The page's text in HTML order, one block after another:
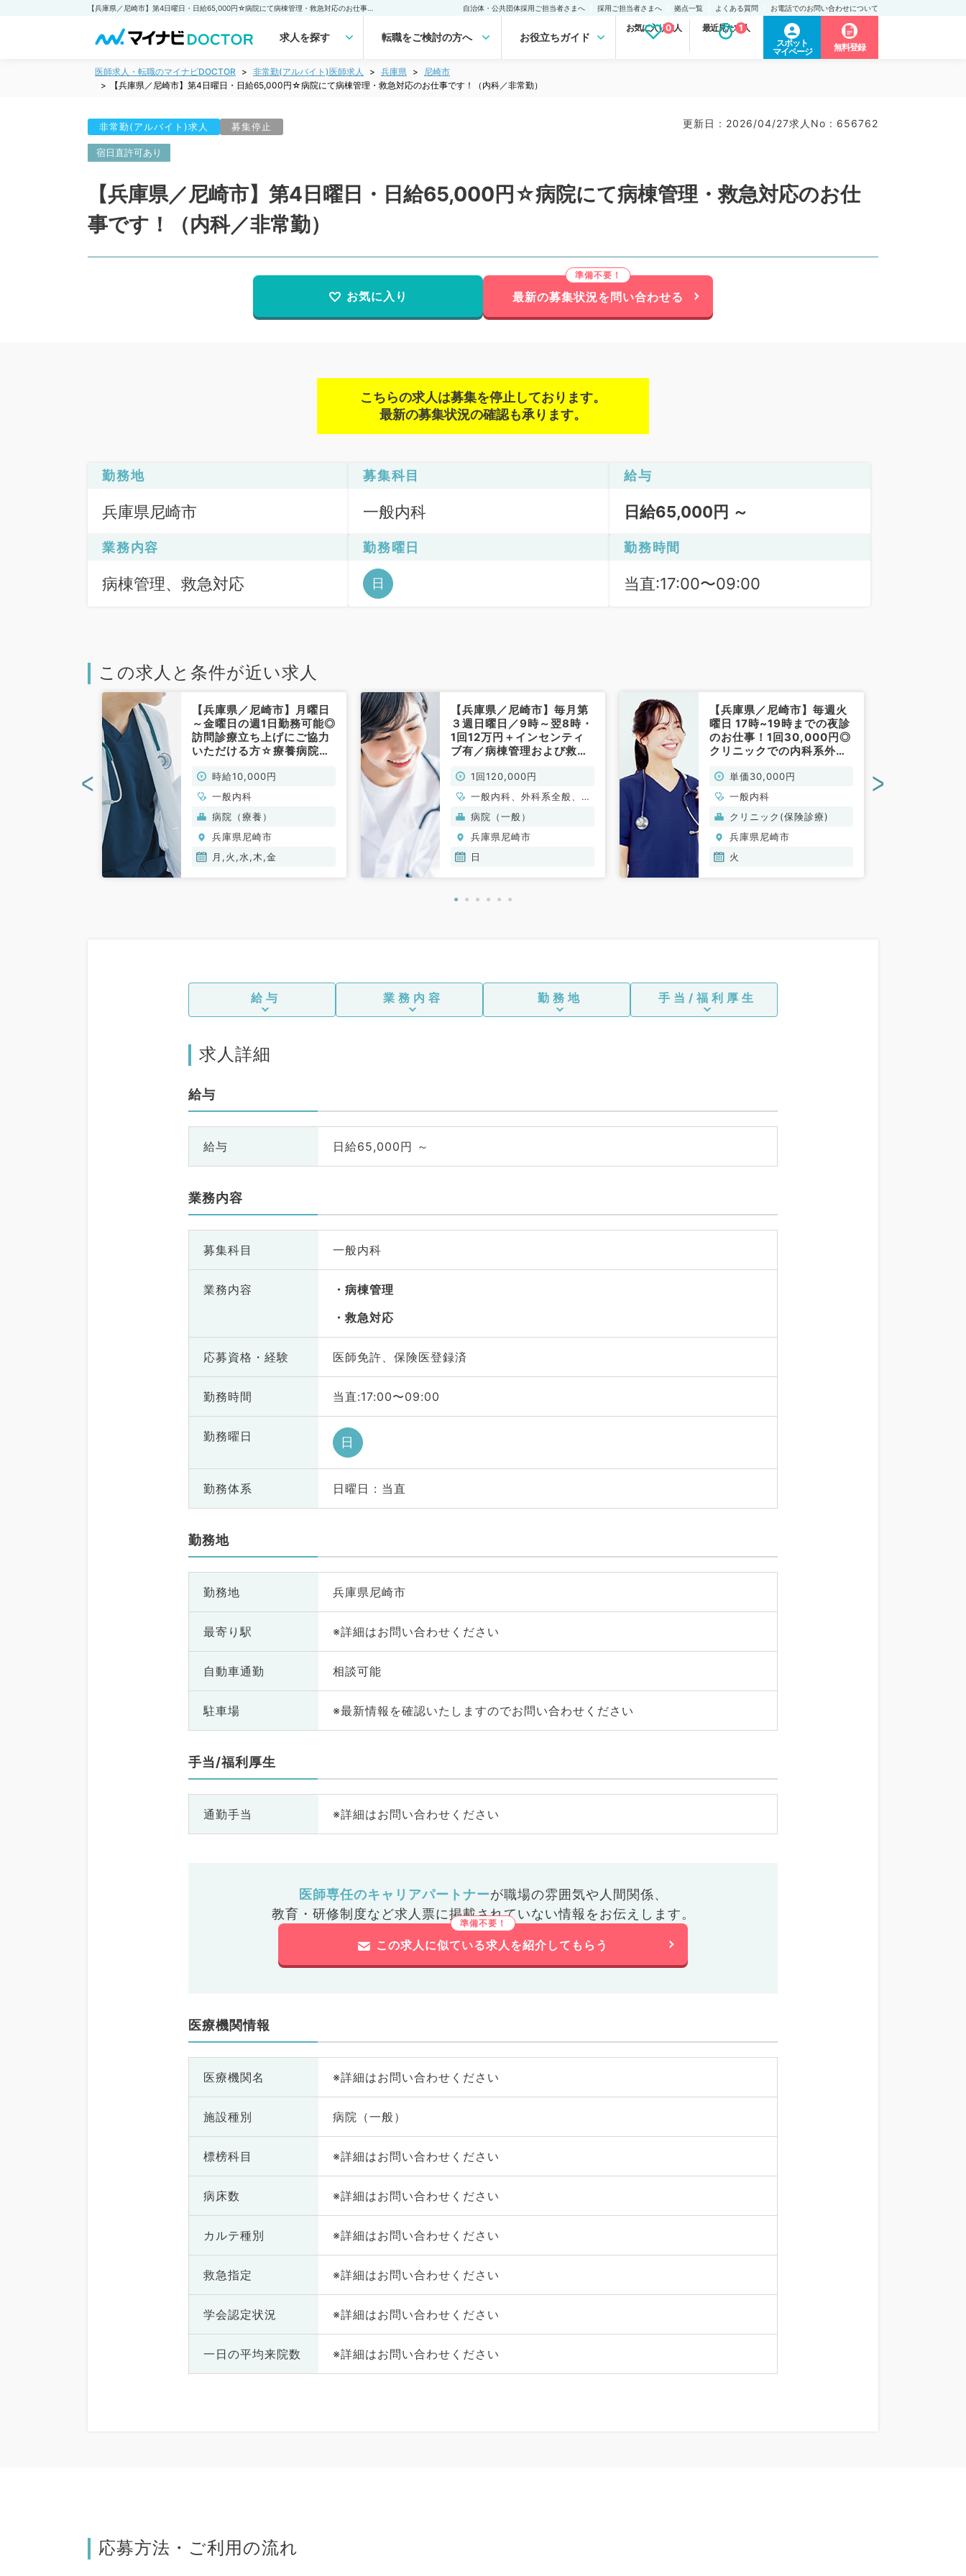
自治体・公共団体採用ご担当者さまへ 採用ご担当者さまへ 拠点一覧 よくある質問 お電話でのお問い合わせについて
求人を探す 転職をご検討の方へ お役立ちガイド
お気に入り求人
0 最近見た求人
1
スポット
マイページ
無料登録
医師求人・転職のマイナビDOCTOR 非常勤(アルバイト)医師求人 兵庫県
尼崎市
【兵庫県／尼崎市】第4日曜日・日給65,000円☆病院にて病棟管理・救急対応のお仕事です！（内科／非常勤）
非常勤(アルバイト)求人 募集停止 更新日 : 2026/04/27求人No : 656762
宿日直許可あり
【兵庫県／尼崎市】第4日曜日・日給65,000円☆病院にて病棟管理・救急対応のお仕
事です！（内科／非常勤）
お気に入り 最新の募集状況を問い合わせる
こちらの求人は募集を停止しております。
最新の募集状況の確認も承ります。
勤務地
兵庫県尼崎市
募集科目
一般内科
給与
日給65,000円 ～
業務内容
病棟管理、救急対応
勤務曜日
日
勤務時間
当直:17:00〜09:00
この求人と条件が近い求人
【兵庫県／尼崎市】月曜日
～金曜日の週1日勤務可能◎
訪問診療立ち上げにご協力
いただける方☆療養病院に
です（内科系／非常勤）
時給10,000円
一般内科
病院（療養）
兵庫県尼崎市
月,火,水,木,金
【兵庫県／尼崎市】毎月第
３週日曜日／9時～翌8時・
1回12万円＋インセンティ
ブ有／病棟管理および救急
内科・一般外科／非常勤）
1回120,000円
一般内科、外科系全般、一
般外科
病院（一般）
兵庫県尼崎市
日
【兵庫県／尼崎市】毎週火
曜日 17時~19時までの夜診
のお仕事！1回30,000円◎
クリニックでの内科系外来
／非常勤）
単価30,000円
一般内科
クリニック(保険診療)
兵庫県尼崎市
火
< >
給与 業務内容 勤務地 手当/福利厚生
求人詳細
給与
給与 日給65,000円 ～
業務内容
募集科目 一般内科
業務内容
病棟管理
救急対応
応募資格・ 経験 医師免許、保険医登録済
勤務時間 当直:17:00〜09:00
勤務曜日 日
勤務体系 日曜日 : 当直
勤務地
勤務地 兵庫県尼崎市
最寄り駅 ※詳細はお問い合わせください
自動車通勤 相談可能
駐車場 ※最新情報を確認いたしますのでお問い合わせください
手当/福利厚生
通勤手当 ※詳細はお問い合わせください
医師専任のキャリアパートナーが職場の雰囲気や人間関係、
教育・研修制度など求人票に掲載されていない情報をお伝えします。
この求人に似ている求人を紹介してもらう
医療機関情報
医療機関名 ※詳細はお問い合わせください
施設種別 病院（一般）
標榜科目 ※詳細はお問い合わせください
病床数 ※詳細はお問い合わせください
カルテ種別 ※詳細はお問い合わせください
救急指定 ※詳細はお問い合わせください
学会認定状況 ※詳細はお問い合わせください
一日の平均来院数 ※詳細はお問い合わせください
応募方法・ご利用の流れ